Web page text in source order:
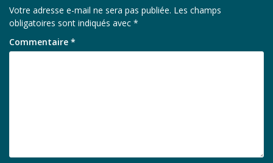
Votre adresse e-mail ne sera pas publiée. Les champs
obligatoires sont indiqués avec *
Commentaire *